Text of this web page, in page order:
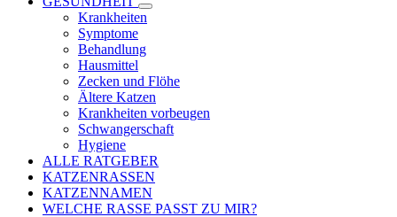
Krankheiten
Symptome
Behandlung
Hausmittel
Zecken und Flöhe
Ältere Katzen
Krankheiten vorbeugen
Schwangerschaft
Hygiene
ALLE RATGEBER
KATZENRASSEN
KATZENNAMEN
WELCHE RASSE PASST ZU MIR?